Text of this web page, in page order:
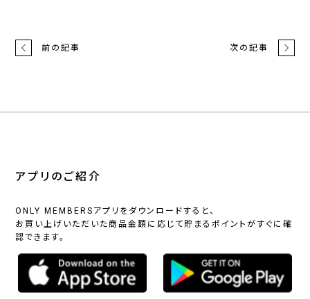
前の記事 次の記事
アプリのご紹介
ONLY MEMBERSアプリをダウンロードすると、
お買い上げいただいた商品金額に応じて貯まるポイントがすぐに確
認できます。